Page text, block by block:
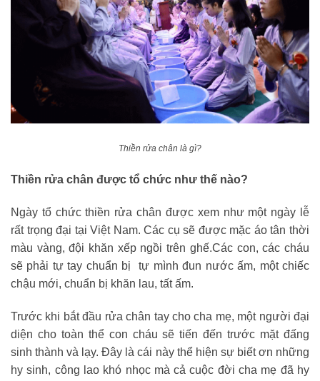
Thiền rửa chân là gì?
Thiền rửa chân được tổ chức như thế nào?
Ngày tổ chức thiền rửa chân được xem như một ngày lễ
rất trọng đại tại Việt Nam. Các cụ sẽ được mặc áo tân thời
màu vàng, đội khăn xếp ngồi trên ghế.Các con, các cháu
sẽ phải tự tay chuẩn bị tự mình đun nước ấm, một chiếc
chậu mới, chuẩn bị khăn lau, tất ấm.
Trước khi bắt đầu rửa chân tay cho cha mẹ, một người đại
diện cho toàn thể con cháu sẽ tiến đến trước mặt đấng
sinh thành và lạy. Đây là cái này thể hiện sự biết ơn những
hy sinh, công lao khó nhọc mà cả cuộc đời cha mẹ đã hy